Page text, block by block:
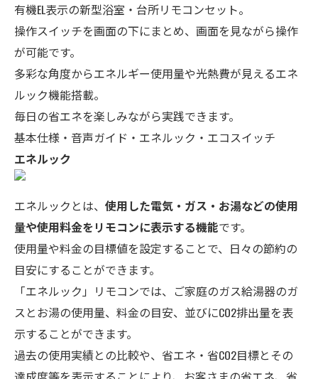
有機EL表示の新型浴室・台所リモコンセット。
操作スイッチを画面の下にまとめ、画面を見ながら操作
が可能です。
多彩な角度からエネルギー使用量や光熱費が見えるエネ
ルック機能搭載。
毎日の省エネを楽しみながら実践できます。
基本仕様・音声ガイド・エネルック・エコスイッチ
エネルック
エネルックとは、 使用した電気・ガス・お湯などの使用
量や使用料金をリモコンに表示する機能です。
使用量や料金の目標値を設定することで、日々の節約の
目安にすることができます。
「エネルック」リモコンでは、ご家庭のガス給湯器のガ
スとお湯の使用量、料金の目安、並びにCO2排出量を表
示することができます。
過去の使用実績との比較や、省エネ・省CO2目標とその